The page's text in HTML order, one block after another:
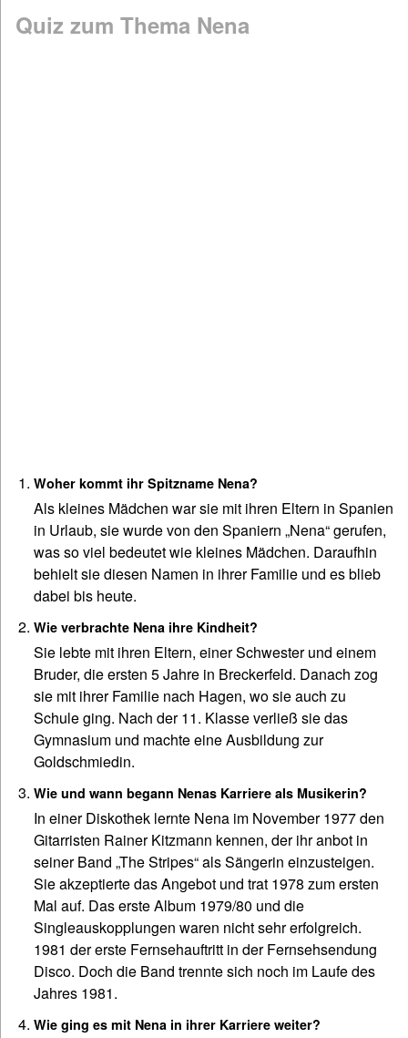
Startseite
©www.quizfragen4kids.de
Quiz zum Thema Nena
Woher kommt ihr Spitzname Nena?
Als kleines Mädchen war sie mit ihren Eltern in Spanien
in Urlaub, sie wurde von den Spaniern „Nena“ gerufen,
was so viel bedeutet wie kleines Mädchen. Daraufhin
behielt sie diesen Namen in ihrer Familie und es blieb
dabei bis heute.
Wie verbrachte Nena ihre Kindheit?
Sie lebte mit ihren Eltern, einer Schwester und einem
Bruder, die ersten 5 Jahre in Breckerfeld. Danach zog
sie mit ihrer Familie nach Hagen, wo sie auch zu
Schule ging. Nach der 11. Klasse verließ sie das
Gymnasium und machte eine Ausbildung zur
Goldschmiedin.
Wie und wann begann Nenas Karriere als Musikerin?
In einer Diskothek lernte Nena im November 1977 den
Gitarristen Rainer Kitzmann kennen, der ihr anbot in
seiner Band „The Stripes“ als Sängerin einzusteigen.
Sie akzeptierte das Angebot und trat 1978 zum ersten
Mal auf. Das erste Album 1979/80 und die
Singleauskopplungen waren nicht sehr erfolgreich.
1981 der erste Fernsehauftritt in der Fernsehsendung
Disco. Doch die Band trennte sich noch im Laufe des
Jahres 1981.
Wie ging es mit Nena in ihrer Karriere weiter?